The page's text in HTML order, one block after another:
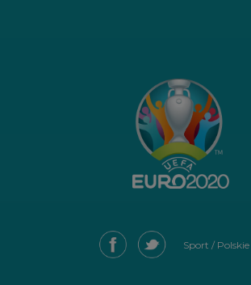
Sport /